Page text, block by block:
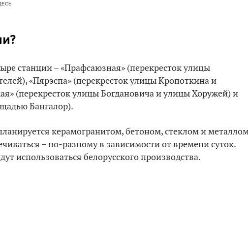
станции – «Прафсаюзная» (перекресток улицы
«Пярэспа» (перекресток улицы Кропоткина и
(перекресток улицы Богдановича и улицы Хоружей) и
Бангалор).
керамогранитом, бетоном, стеклом и
– по-разному в зависимости от времени суток.
использоваться белорусского производства.